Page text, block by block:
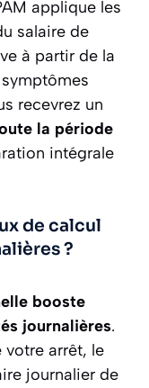
applique les
salaire de
à partir de la
recevrez un
la période
intégrale
de calcul
?
booste
journalières.
votre arrêt, le
journalier de